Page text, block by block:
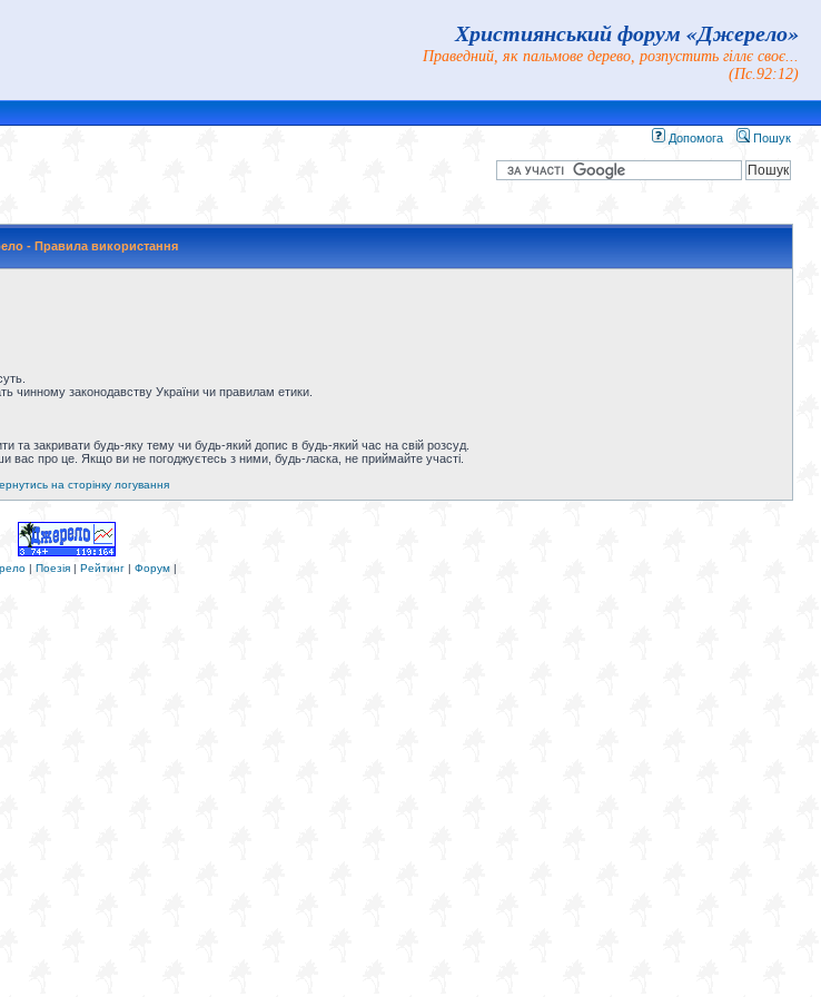
Християнський форум «Джерело»
Праведний, як пальмове дерево, розпустить гіллє своє...
(Пс.92:12)
Допомога Пошук
- Правила використання
чинному законодавству України чи правилам етики.
та закривати будь-яку тему чи будь-який допис в будь-який час на свій розсуд.
вас про це. Якщо ви не погоджуєтесь з ними, будь-ласка, не приймайте участі.
на сторінку логування
| Поезія | Рейтинг | Форум |